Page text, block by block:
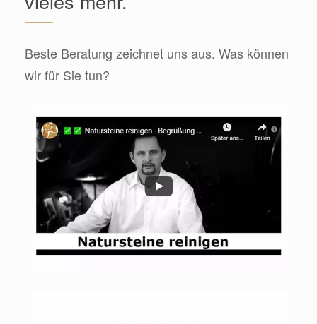
Beste Beratung zeichnet uns aus. Was können
wir für Sie tun?